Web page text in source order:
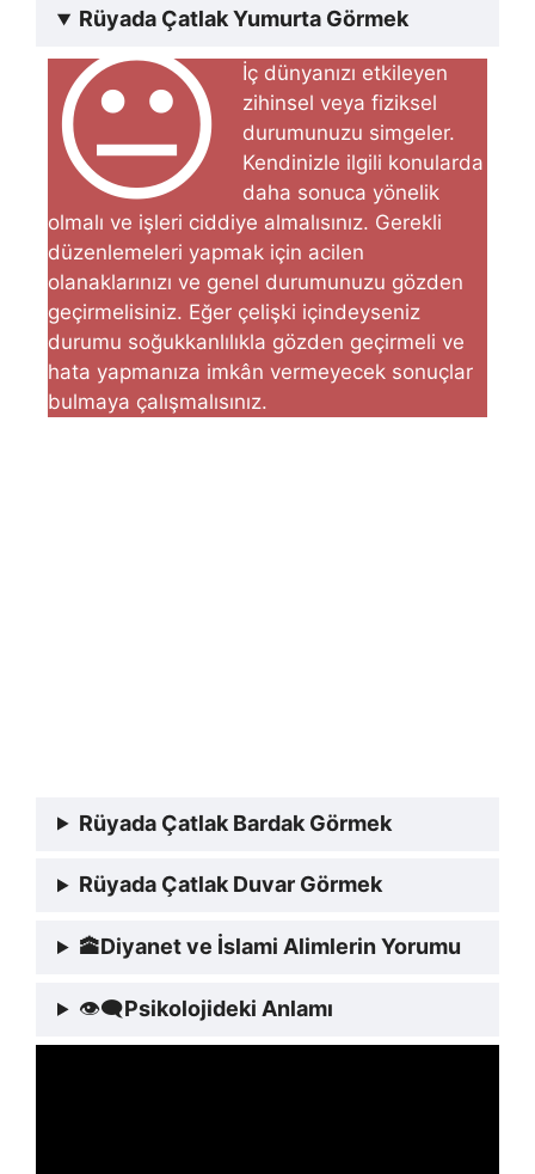
Rüyada Çatlak Yumurta Görmek
😐
İç dünyanızı etkileyen
zihinsel veya fiziksel
durumunuzu simgeler.
Kendinizle ilgili konularda
daha sonuca yönelik
olmalı ve işleri ciddiye almalısınız. Gerekli
düzenlemeleri yapmak için acilen
olanaklarınızı ve genel durumunuzu gözden
geçirmelisiniz. Eğer çelişki içindeyseniz
durumu soğukkanlılıkla gözden geçirmeli ve
hata yapmanıza imkân vermeyecek sonuçlar
bulmaya çalışmalısınız.
Rüyada Çatlak Bardak Görmek
Rüyada Çatlak Duvar Görmek
🕋Diyanet ve İslami Alimlerin Yorumu
👁‍🗨Psikolojideki Anlamı